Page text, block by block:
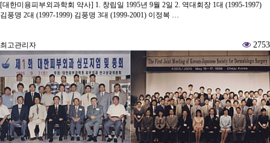
[대한미용피부외과학회 약사] 1. 창립일 1995년 9월 2일 2. 역대회장 1대 (1995-1997)
김풍명 2대 (1997-1999) 김풍명 3대 (1999-2001) 이정복 …
최고관리자 2753